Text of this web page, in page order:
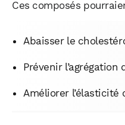
Ces composés
Abaisser le
Prévenir
Améliorer l’élasticité